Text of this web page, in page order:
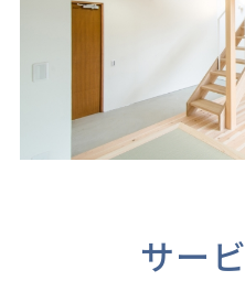
サー